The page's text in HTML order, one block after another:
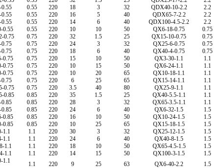
0.55 220 18 3 32 QDX40-10-2.2 2.2
0.55 220 16 5 40 QDX65-7-2.2 2.2
0.55 220 14 6 40 QDX100-4.5-2.2 2.2
0.55
0.55 220 10 10 50 QX6-18-0.75 0.75
0.75
0.75 220 32 1.5 25 QX15-10-0.75 0.75
0.75 220 24 3 32 QX25-6-0.75 0.75
0.75 220 18 6 40 QX40-4-0.75 0.75
0.75
0.75 220 15 10 50 QX3-30-1.1 1.1
0.75
0.75 220 10 15 50 QX6-24-1.1 1.1
0.75
0.75 220 10 20 65 QX10-18-1.1 1.1
0.75 220 6 25 65 QX15-14-1.1 1.1
0.75
0.75 220 3.5 40 80 QX25-9-1.1 1.1
0.85
0.85 220 35 1.5 25 QX40-5.5-1.1 1.1
0.85 220 28 3 32 QX65-3.5-1.1 1.1
0.85 220 24 6 40 QX6-32-1.5 1.5
0.85
0.85 220 16 10 50 QX10-24-1.5 1.5
0.85
0.85 220 10 25 65 QX15-18-1.5 1.5
1.1
1.1 220 30 3 32 QX25-12-1.5 1.5
1.1
1.1 220 24 6 40 QX40-8-1.5 1.5
1.1
1.1 220 18 10 50 QX65-4.5-1.5 1.5
1.1
1.1 220 14 15 50 QX100-3-1.5 1.5
1.1
1.1 220 9 25 63 QX6-40-2.2 1.5